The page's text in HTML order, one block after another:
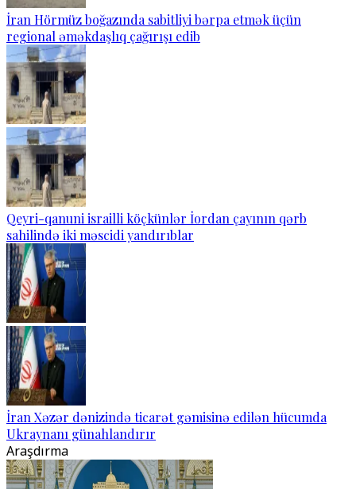
İran Hörmüz boğazında sabitliyi bərpa etmək üçün
regional əməkdaşlıq çağırışı edib
Qeyri-qanuni israilli köçkünlər İordan çayının qərb
sahilində iki məscidi yandırıblar
İran Xəzər dənizində ticarət gəmisinə edilən hücumda
Ukraynanı günahlandırır
Araşdırma